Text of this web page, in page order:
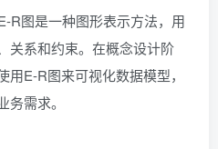
R图是一种图形表示方法，用
关系和约束。在概念设计阶
E-R图来可视化数据模型，
需求。